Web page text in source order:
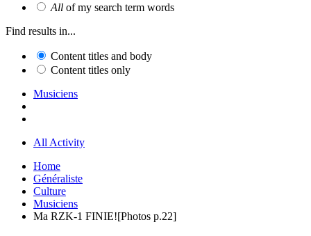
All of my search term words
Find results in...
Content titles and body
Content titles only
Musiciens
All Activity
Home
Généraliste
Culture
Musiciens
Ma RZK-1 FINIE![Photos p.22]